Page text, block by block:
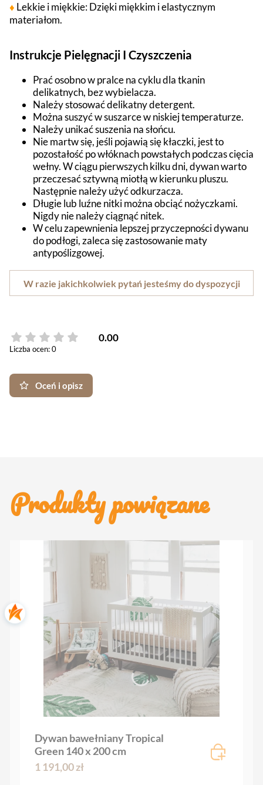
♦ Lekkie i miękkie: Dzięki miękkim i elastycznym
materiałom.
Instrukcje Pielęgnacji I Czyszczenia
Prać osobno w pralce na cyklu dla tkanin
delikatnych, bez wybielacza.
Należy stosować delikatny detergent.
Można suszyć w suszarce w niskiej temperaturze.
Należy unikać suszenia na słońcu.
Nie martw się, jeśli pojawią się kłaczki, jest to
pozostałość po włóknach powstałych podczas cięcia
wełny. W ciągu pierwszych kilku dni, dywan warto
przeczesać sztywną miotłą w kierunku pluszu.
Następnie należy użyć odkurzacza.
Długie lub luźne nitki można obciąć nożyczkami.
Nigdy nie należy ciągnąć nitek.
W celu zapewnienia lepszej przyczepności dywanu
do podłogi, zaleca się zastosowanie maty
antypoślizgowej.
W razie jakichkolwiek pytań jesteśmy do dyspozycji
0.00
Liczba ocen: 0
Oceń i opisz
Produkty powiązane
Dywan bawełniany Tropical
Green 140 x 200 cm
1 191,00 zł